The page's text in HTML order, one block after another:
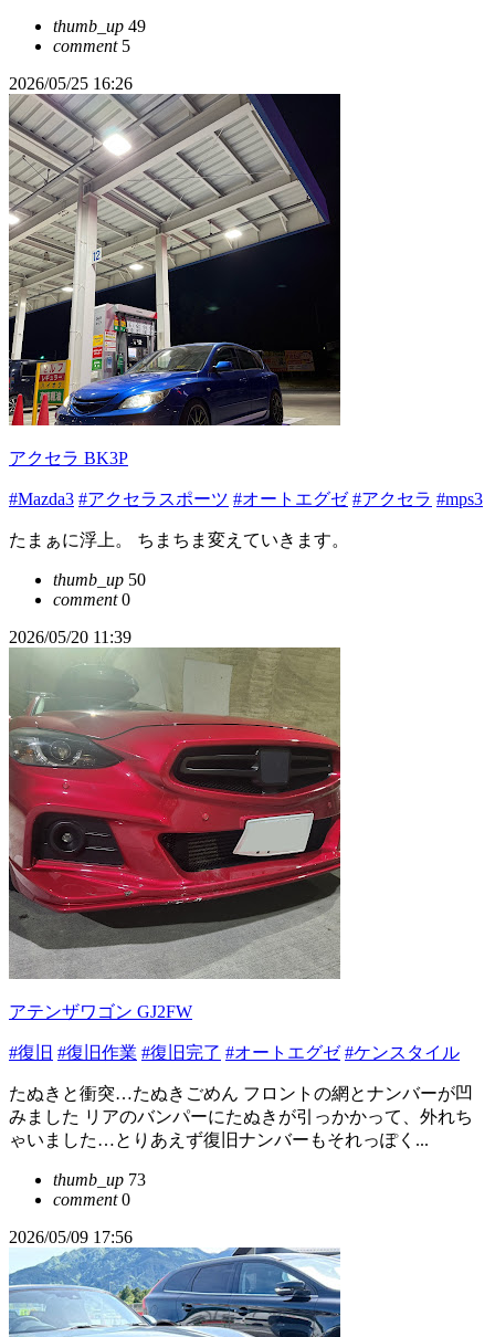
thumb_up 49
comment5
2026/05/25 16:26
アクセラ BK3P
#Mazda3 #アクセラスポーツ #オートエグゼ #アクセラ #mps3
たまぁに浮上。 ちまちま変えていきます。
thumb_up 50
comment0
2026/05/20 11:39
アテンザワゴン GJ2FW
#復旧 #復旧作業 #復旧完了 #オートエグゼ #ケンスタイル
たぬきと衝突…たぬきごめん フロントの網とナンバーが凹
みました リアのバンパーにたぬきが引っかかって、外れち
ゃいました…とりあえず復旧ナンバーもそれっぽく...
thumb_up 73
comment0
2026/05/09 17:56